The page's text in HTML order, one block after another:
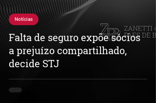
Falta de seguro expõe sócios
a prejuízo compartilhado,
decide STJ
Notícias